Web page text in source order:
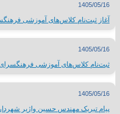
1405/05/16
آغاز ثبت‌نام کلاس‌های آموزشی
1405/05/16
ثبت‌نام کلاس‌های آموزشی فرهنگسرای
1405/05/16
پیام تبریک مهندس حسین واژیر